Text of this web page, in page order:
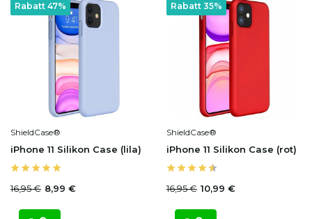
Rabatt 47%
ShieldCase®
iPhone 11 Silikon Case (lila)
16,95 € 8,99 €
Rabatt 35%
ShieldCase®
iPhone 11 Silikon Case (rot)
16,95 € 10,99 €